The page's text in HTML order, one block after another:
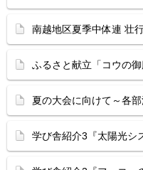
南越地区夏季中体連 壮
ふるさと献立「コウの御
夏の大会に向けて～各
学び舎紹介3『太陽光シ